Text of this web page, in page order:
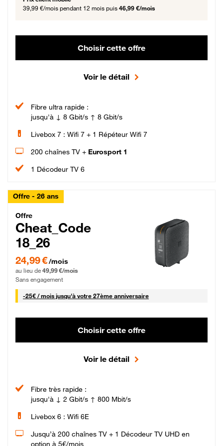
39,99 €/mois pendant 12 mois puis 46,99 €/mois
Choisir cette offre
Voir le détail
Fibre ultra rapide :
jusqu'à ↓ 8 Gbit/s ↑ 8 Gbit/s
Livebox 7 : Wifi 7 + 1 Répéteur Wifi 7
200 chaînes TV + Eurosport 1
1 Décodeur TV 6
Offre - 26 ans
Cheat_Code Fibre_18_26
Offre
Cheat_Code
18_26
24,99 € par mois pendant 0 mois puis 49,99 € par mois, Sans engagement
24,99 €/mois
au lieu de 49,99 €/mois
Sans engagement
-25€ / mois25 € par mois
jusqu'à votre 27ème anniversaire
Choisir cette offre
Voir le détail
Fibre très rapide :
jusqu'à ↓ 2 Gbit/s ↑ 800 Mbit/s
Livebox 6 : Wifi 6E
Jusqu’à 200 chaînes TV + 1 Décodeur TV UHD en
option à 5€/mois